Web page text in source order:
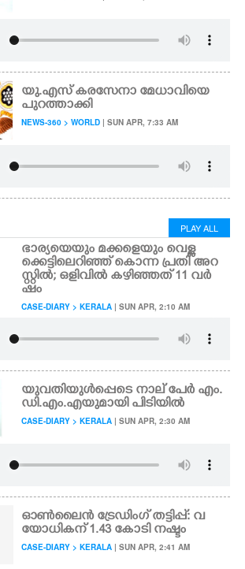
യു.എസ് കരസേനാ മേധാവിയെ
പുറത്താക്കി
NEWS-360 > WORLD | SUN APR, 7:33 AM
PLAY ALL
ഭാര്യയെയും മക്കളെയും വെള്ള
ക്കെട്ടിലെറിഞ്ഞ് കൊന്ന പ്രതി അറ
സ്റ്റിൽ; ഒളിവിൽ കഴിഞ്ഞത് 11 വർ
ഷം
CASE-DIARY > KERALA | SUN APR, 2:10 AM
യുവതിയുൾപ്പെടെ നാല് പേർ എം.
ഡി.എം.എയുമായി പിടിയിൽ
CASE-DIARY > KERALA | SUN APR, 2:30 AM
ഓൺലൈൻ ട്രേഡിംഗ് തട്ടിപ്പ്: വ
യോധികന് 1.43 കോടി നഷ്ടം
CASE-DIARY > KERALA | SUN APR, 2:41 AM